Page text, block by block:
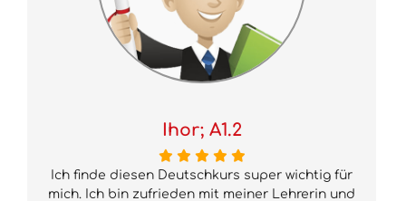
Ihor; A1.2
Ich finde diesen Deutschkurs super wichtig für
mich. Ich bin zufrieden mit meiner Lehrerin und